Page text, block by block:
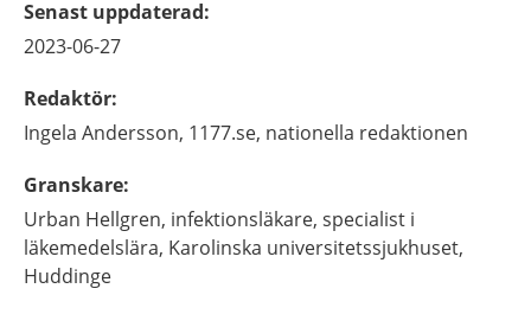
Senast uppdaterad:
2023-06-27
Redaktör:
Ingela Andersson, 1177.se, nationella redaktionen
Granskare:
Urban Hellgren, infektionsläkare, specialist i
läkemedelslära, Karolinska universitetssjukhuset,
Huddinge